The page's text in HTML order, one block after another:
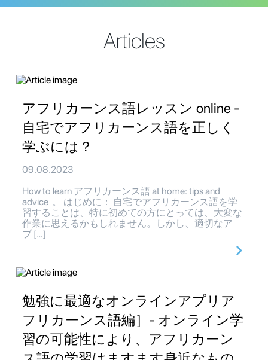
Articles
アフリカーンス語レッスン online -
自宅でアフリカーンス語を正しく
学ぶには？
09.08.2023
How to learn アフリカーンス語 at home: tips and
advice 。 はじめに： 自宅でアフリカーンス語を学
習することは、特に初めての方にとっては、大変な
作業に思えるかもしれません。しかし、適切なア
プ […]
勉強に最適なオンラインアプリア
フリカーンス語編］- オンライン学
習の可能性により、アフリカーン